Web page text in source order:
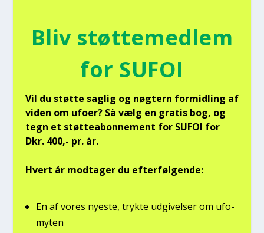
Bliv støt­te­med­lem
for SUFOI
Vil du støt­te sag­lig og nøg­tern for­mid­ling af
viden om ufo­er? Så vælg en gra­tis bog, og
tegn et støt­tea­bon­ne­ment for SUFOI for
Dkr. 400,- pr. år.
Hvert år mod­ta­ger du efter­føl­gen­de:
En af vores nye­ste, tryk­te udgi­vel­ser om ufo­
myten